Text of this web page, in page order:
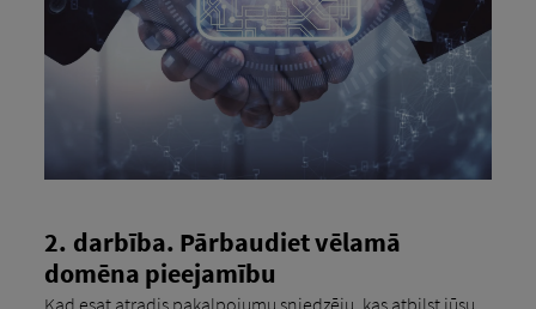
2. darbība. Pārbaudiet vēlamā
domēna pieejamību